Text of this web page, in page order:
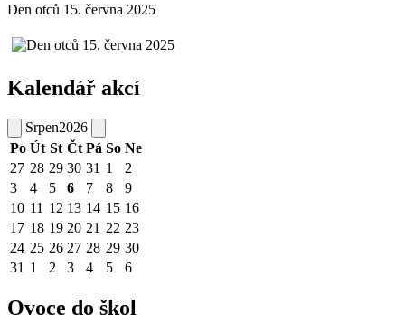
Den otců 15. června 2025
Kalendář akcí
Srpen2026
Po Út St Čt Pá So Ne
27 28 29 30 31 1
2
3
4 5 6 7 8
9
10 11 12 13 14 15 16
17 18 19 20 21 22 23
24 25 26 27 28 29 30
31 1 2 3 4 5 6
Ovoce do škol